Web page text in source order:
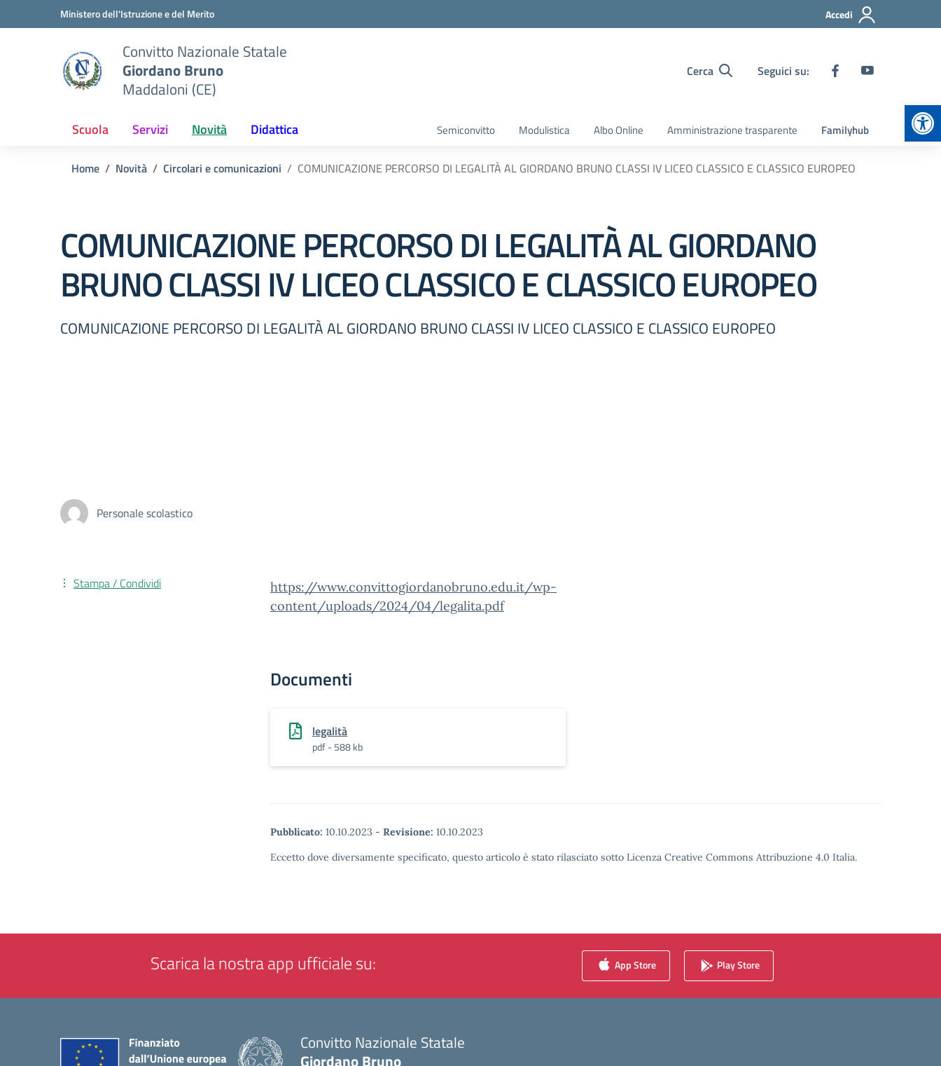
Vai ai contenuti
Vai al menu di navigazioneMinistero dell'Istruzione e del Merito Accedi
Convitto Nazionale Statale
Giordano Bruno
Maddaloni (CE)
Cerca Seguici su:
Scuola Servizi Novità Didattica Semiconvitto Modulistica Albo Online Amministrazione trasparente Familyhub
Home Novità Circolari e comunicazioni COMUNICAZIONE PERCORSO DI LEGALITÀ AL GIORDANO BRUNO CLASSI IV LICEO CLASSICO E CLASSICO EUROPEO
COMUNICAZIONE PERCORSO DI LEGALITÀ AL GIORDANO
BRUNO CLASSI IV LICEO CLASSICO E CLASSICO EUROPEO
COMUNICAZIONE PERCORSO DI LEGALITÀ AL GIORDANO BRUNO CLASSI IV LICEO CLASSICO E CLASSICO EUROPEO
Personale scolastico
https://www.convittogiordanobruno.edu.it/wp-
content/uploads/2024/04/legalita.pdf
Documenti
legalità
pdf - 588 kb
Pubblicato: 10.10.2023 - Revisione: 10.10.2023
Eccetto dove diversamente specificato, questo articolo è stato rilasciato sotto Licenza Creative Commons Attribuzione 4.0 Italia.
Stampa / Condividi
Scarica la nostra app ufficiale su: App Store Play Store
Convitto Nazionale Statale
Giordano Bruno